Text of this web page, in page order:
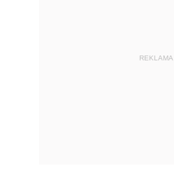
REKLAMA